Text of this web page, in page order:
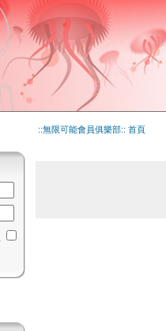
::無限可能會員俱樂部:: 首頁